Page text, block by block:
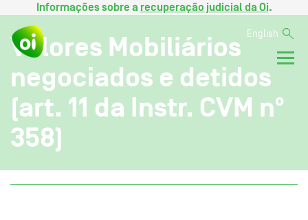
Informações sobre a recuperação judicial da Oi.
English
Valores Mobiliários
negociados e detidos
(art. 11 da Instr. CVM nº
358)